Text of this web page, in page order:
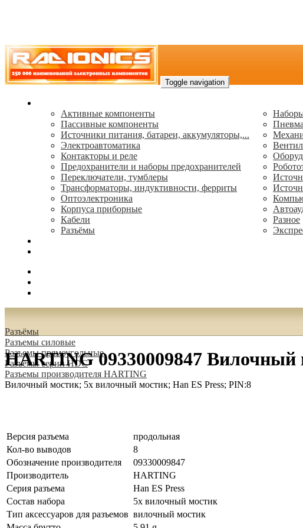
Toggle navigation
Активные компоненты
Пассивные компоненты
Источники питания, батареи, аккумуляторы,...
Электроавтоматика
Контакторы и реле
Предохранители и наборы предохранителей
Переключатели, тумблеры
Трансформаторы, индуктивности, ферриты
Oптоэлектроника
Корпуса приборные
Кабели
Разъёмы
Разное
Разъёмы
Разъeмы силовые
Разъeмы прямоугольные
Разъeмы серии HDC
Разъeмы производителя HARTING
Вилочный мостик; 5x вилочный мостик; Han ES Press; PIN:8
HARTING 09330009847
Версия разъема
продольная
Кол-во выводов
8
Обозначение производителя
09330009847
Производитель
HARTING
Серия разъема
Han ES Press
Состав набора
5x вилочный мостик
Тип аксессуаров для разъемов вилочный мостик